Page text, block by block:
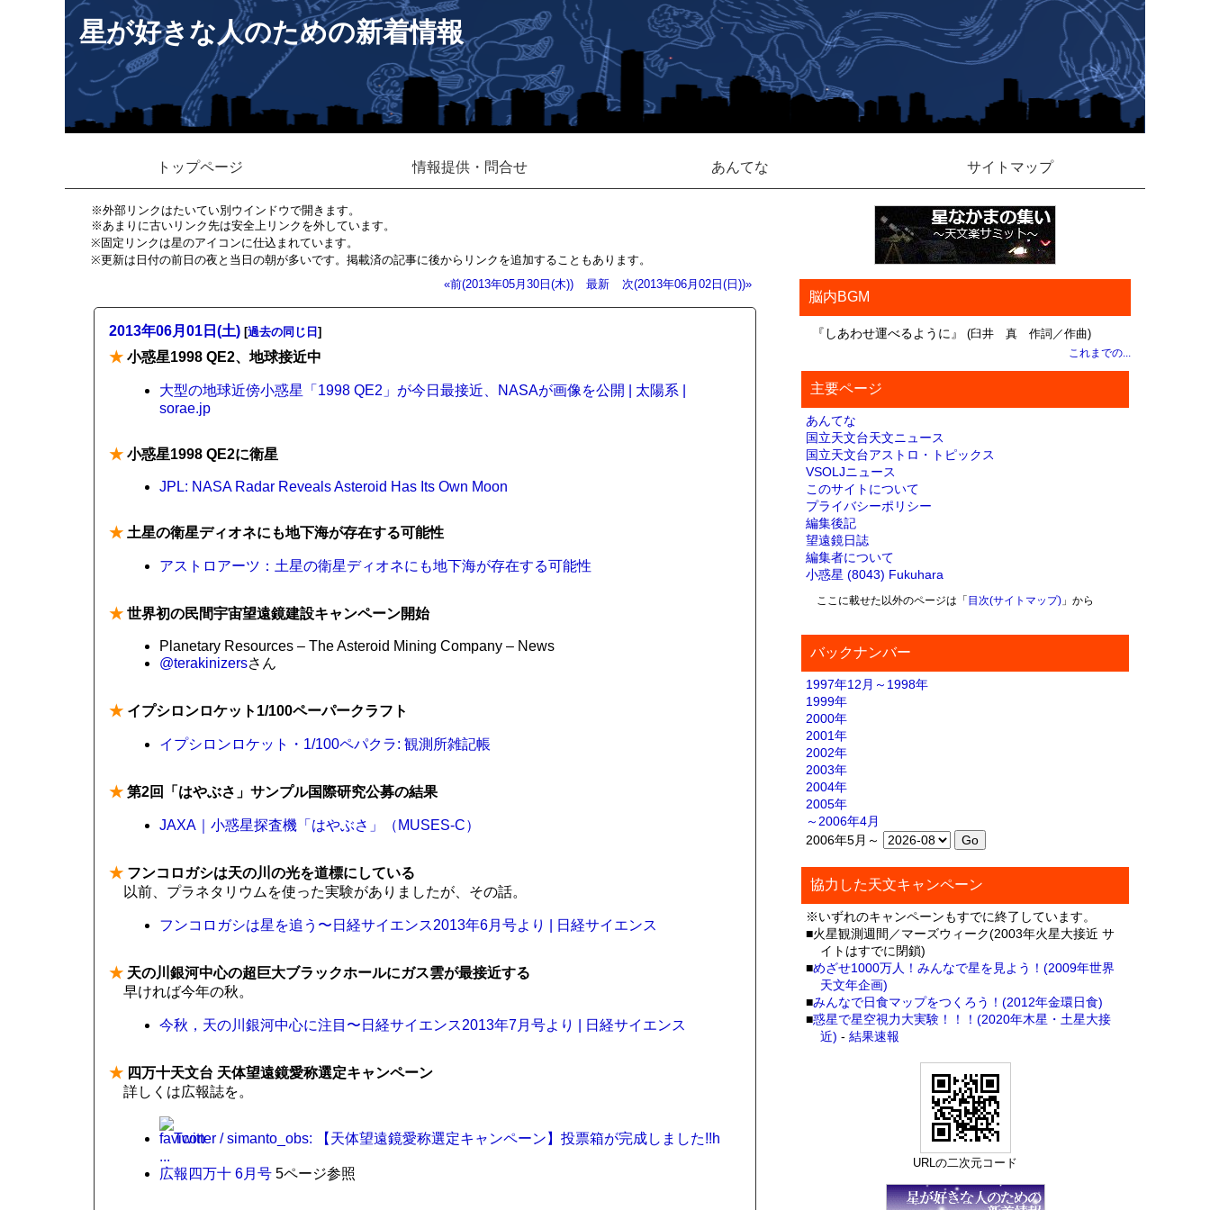
星が好きな人のための新着情報
トップページ 情報提供・問合せ あんてな サイトマップ
※外部リンクはたいてい別ウインドウで開きます。
※あまりに古いリンク先は安全上リンクを外しています。
※固定リンクは星のアイコンに仕込まれています。
※更新は日付の前日の夜と当日の朝が多いです。掲載済の記事に後からリンクを追加することもあります。
«前(2013年05月30日(木))
最新 次(2013年06月02日(日))»
2013年06月01日(土) [過去の同じ日 ]
★ 小惑星1998 QE2、地球接近中
大型の地球近傍小惑星「1998 QE2」が今日最接近、NASAが画像を公開 | 太陽系 |
sorae.jp
★ 小惑星1998 QE2に衛星
JPL: NASA Radar Reveals Asteroid Has Its Own Moon
★ 土星の衛星ディオネにも地下海が存在する可能性
アストロアーツ：土星の衛星ディオネにも地下海が存在する可能性
★ 世界初の民間宇宙望遠鏡建設キャンペーン開始
Planetary Resources – The Asteroid Mining Company – News
@terakinizersさん
★ イプシロンロケット1/100ペーパークラフト
イプシロンロケット・1/100ペパクラ: 観測所雑記帳
★ 第2回「はやぶさ」サンプル国際研究公募の結果
JAXA｜小惑星探査機「はやぶさ」（MUSES-C）
★ フンコロガシは天の川の光を道標にしている
以前、プラネタリウムを使った実験がありましたが、その話。
フンコロガシは星を追う〜日経サイエンス2013年6月号より | 日経サイエンス
★ 天の川銀河中心の超巨大ブラックホールにガス雲が最接近する
早ければ今年の秋。
今秋，天の川銀河中心に注目〜日経サイエンス2013年7月号より | 日経サイエンス
★ 四万十天文台 天体望遠鏡愛称選定キャンペーン
詳しくは広報誌を。
Twitter / simanto_obs: 【天体望遠鏡愛称選定キャンペーン】投票箱が完成しました!!h
...
広報四万十 6月号 5ページ参照
脳内BGM
『しあわせ運べるように』 (臼井 真 作詞／作曲)
これまでの...
主要ページ
あんてな
国立天文台天文ニュース
国立天文台アストロ・トピックス
VSOLJニュース
このサイトについて
プライバシーポリシー
編集後記
望遠鏡日誌
編集者について
小惑星 (8043) Fukuhara
ここに載せた以外のページは「 目次(サイトマップ)」から
バックナンバー
1997年12月～1998年
1999年
2000年
2001年
2002年
2003年
2004年
2005年
～2006年4月
2006年5月～
協力した天文キャンペーン
※いずれのキャンペーンもすでに終了しています。
■火星観測週間／マーズウィーク(2003年火星大接近 サ
イトはすでに閉鎖)
■めざせ1000万人！みんなで星を見よう！(2009年世界
天文年企画)
■みんなで日食マップをつくろう！(2012年金環日食)
■惑星で星空視力大実験！！！(2020年木星・土星大接
近) -結果速報
URLの二次元コード